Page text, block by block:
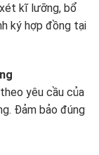
kĩ lưỡng, bổ
ký hợp đồng tại
yêu cầu của
Đảm bảo đúng